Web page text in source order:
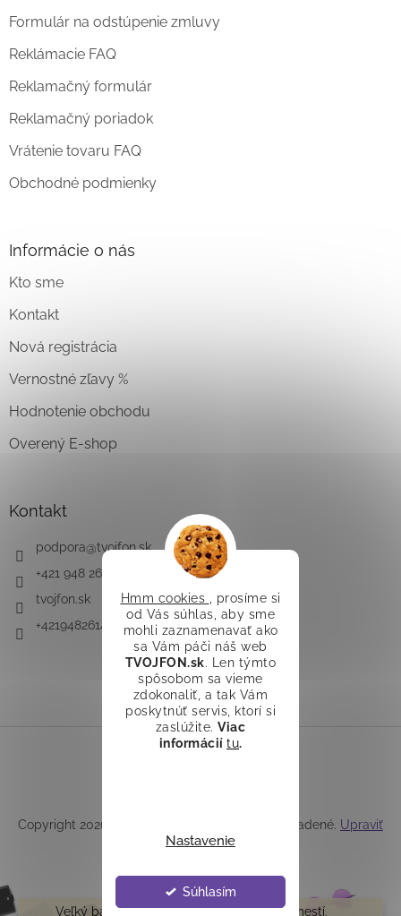
Hmm cookies
, prosíme si
od Vás súhlas, aby sme
mohli zaznamenavať ako
sa Vám páči náš web
TVOJFON.sk. Len týmto
spôsobom sa vieme
zdokonaliť, a tak Vám
poskytnúť servis, ktorí si
zaslúžite.Viac
informácií tu.
Nastavenie
Súhlasím
Veľký balík /teleskop/ do Z-boxu sa nezmestí.
Formulár na odstúpenie zmluvy
Reklámacie FAQ
Reklamačný formulár
Reklamačný poriadok
Vrátenie tovaru FAQ
Obchodné podmienky
Informácie o nás
Kto sme
Kontakt
Nová registrácia
Vernostné zľavy %
Hodnotenie obchodu
Overený E-shop
Kontakt
podpora@tvojfon.sk
+421 948 261 491
tvojfon.sk
+421948261491
Copyright 2026 . Všetky práva vyhradené. Upraviť
nastavenie cookies